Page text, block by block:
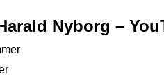
Nyborg –